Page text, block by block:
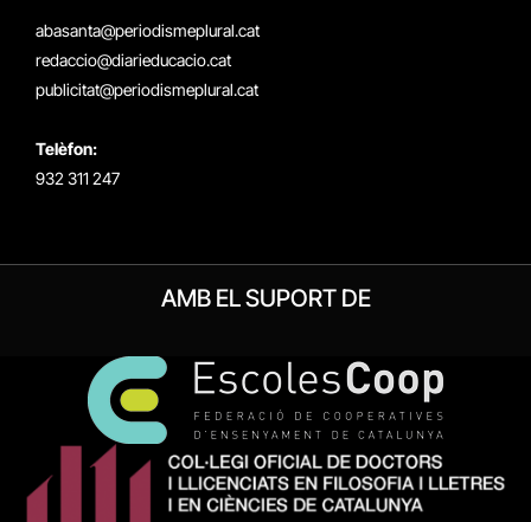
abasanta@periodismeplural.cat
redaccio@diarieducacio.cat
publicitat@periodismeplural.cat
Telèfon:
932 311 247
AMB EL SUPORT DE